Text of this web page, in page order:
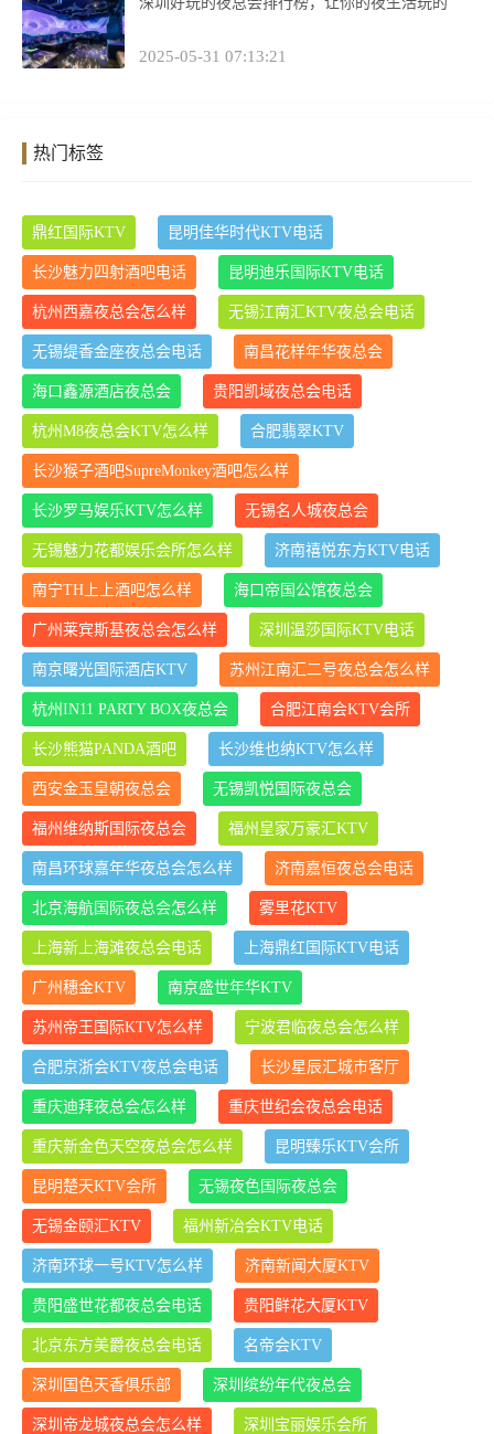
2025-05-31 07:13:21
热门标签
鼎红国际KTV 昆明佳华时代KTV电话
长沙魅力四射酒吧电话 昆明迪乐国际KTV电话
杭州西嘉夜总会怎么样 无锡江南汇KTV夜总会电话
无锡缇香金座夜总会电话 南昌花样年华夜总会
海口鑫源酒店夜总会 贵阳凯域夜总会电话
杭州M8夜总会KTV怎么样 合肥翡翠KTV
长沙猴子酒吧SupreMonkey酒吧怎么样
长沙罗马娱乐KTV怎么样 无锡名人城夜总会
无锡魅力花都娱乐会所怎么样 济南禧悦东方KTV电话
南宁TH上上酒吧怎么样 海口帝国公馆夜总会
广州莱宾斯基夜总会怎么样 深圳温莎国际KTV电话
南京曙光国际酒店KTV 苏州江南汇二号夜总会怎么样
杭州IN11 PARTY BOX夜总会 合肥江南会KTV会所
长沙熊猫PANDA酒吧 长沙维也纳KTV怎么样
西安金玉皇朝夜总会 无锡凯悦国际夜总会
福州维纳斯国际夜总会 福州皇家万豪汇KTV
南昌环球嘉年华夜总会怎么样 济南嘉恒夜总会电话
北京海航国际夜总会怎么样 雾里花KTV
上海新上海滩夜总会电话 上海鼎红国际KTV电话
广州穗金KTV 南京盛世年华KTV
苏州帝王国际KTV怎么样 宁波君临夜总会怎么样
合肥京浙会KTV夜总会电话 长沙星辰汇城市客厅
重庆迪拜夜总会怎么样 重庆世纪会夜总会电话
重庆新金色天空夜总会怎么样 昆明臻乐KTV会所
昆明楚天KTV会所 无锡夜色国际夜总会
无锡金颐汇KTV 福州新冶会KTV电话
济南环球一号KTV怎么样 济南新闻大厦KTV
贵阳盛世花都夜总会电话 贵阳鲜花大厦KTV
北京东方美爵夜总会电话 名帝会KTV
深圳国色天香俱乐部 深圳缤纷年代夜总会
深圳帝龙城夜总会怎么样 深圳宝丽娱乐会所